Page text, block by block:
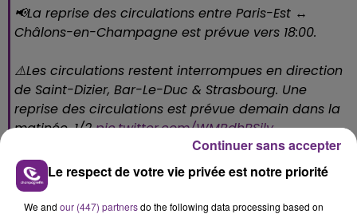
📢La reprise des circulations entre Paris-Est ↔️
Châlons-en-Champagne est prévue vers 18:00.
⚠️Les circulations restent interrompues en direction
de Saint-Dizier, Bar-Le-Duc & Strasbourg. Une
reprise des circulations est prévue demain dans la
matinée. 1/2pic.twitter.com/WMRdhBSily
— TER Grand Est (@TERGrandEst)October 21, 2021
Le respect de votre vie privée est notre priorité
We and our (447) partnersdo the following data processing based on
Continuer sans accepter